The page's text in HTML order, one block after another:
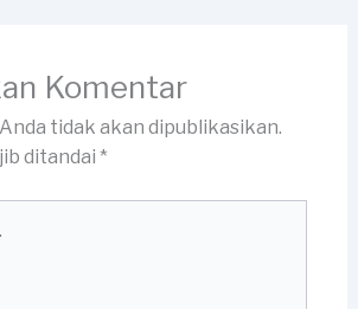
Komentar
tidak akan dipublikasikan.
ditandai *